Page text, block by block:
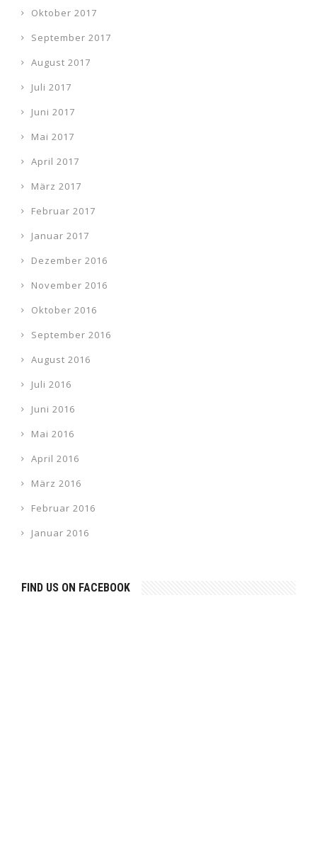
Oktober 2017
September 2017
August 2017
Juli 2017
Juni 2017
Mai 2017
April 2017
März 2017
Februar 2017
Januar 2017
Dezember 2016
November 2016
Oktober 2016
September 2016
August 2016
Juli 2016
Juni 2016
Mai 2016
April 2016
März 2016
Februar 2016
Januar 2016
FIND US ON FACEBOOK